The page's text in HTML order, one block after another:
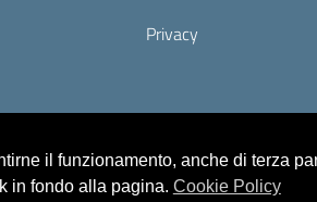
Privacy
il funzionamento, anche di terza
in fondo alla pagina. Cookie Policy